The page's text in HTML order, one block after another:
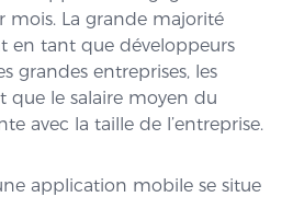
mois. La grande majorité
en tant que développeurs
grandes entreprises, les
que le salaire moyen du
avec la taille de l’entreprise.
application mobile se situe